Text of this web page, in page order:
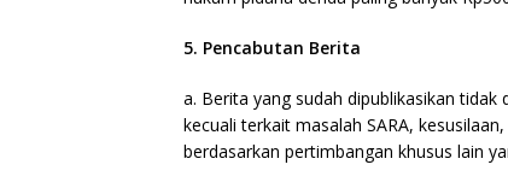
5. Pencabutan Berita
a. Berita yang sudah dipublikasikan
kecuali terkait masalah SARA,
berdasarkan pertimbangan khusus lain